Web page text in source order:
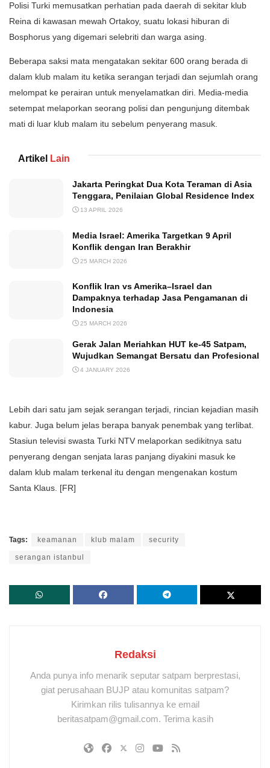
Polisi Turki memusatkan perhatian pada daerah di sekitar klub
Reina di kawasan mewah Ortakoy, suatu lokasi hiburan di
Bosphorus yang digemari selebriti dan warga asing.
Beberapa saksi mata mengatakan sekitar 600 orang berada di
dalam klub malam itu ketika serangan terjadi dan sejumlah orang
melompat ke perairan untuk menyelamatkan diri. Media-media
setempat melaporkan seorang polisi dan pengunjung ditembak
mati di luar klub malam itu sebelum penyerang masuk.
Artikel Lain
Jakarta Peringkat Dua Kota Teraman di Asia
Tenggara, Penilaian Global Residence Index
13 APRIL 2026
Media Israel: Amerika Targetkan 9 April
Konflik dengan Iran Berakhir
25 MARCH 2026
Konflik Iran vs Amerika–Israel dan
Dampaknya terhadap Jasa Pengamanan di
Indonesia
25 MARCH 2026
Gerak Jalan Meriahkan HUT ke-45 Satpam,
Wujudkan Semangat Bersatu dan Profesional
4 JANUARY 2026
Lebih dari satu jam sejak serangan terjadi, rincian kejadian masih
kabur. Juga belum jelas berapa banyak penembak yang terlibat.
Stasiun televisi swasta Turki NTV melaporkan sedikitnya satu
penyerang dengan senjata laras panjang diyakini masuk ke
dalam klub malam terkenal itu dengan mengenakan kostum
Santa Klaus. [FR]
Tags: keamanan klub malam security
serangan istanbul
Redaksi
Anda punya info menarik seputar satpam berprestasi,
giat perusahaan BUJP atau komunitas satpam?
Kirimkan rilis tulisannya ke email
beritasatpam@gmail.com. Terima kasih